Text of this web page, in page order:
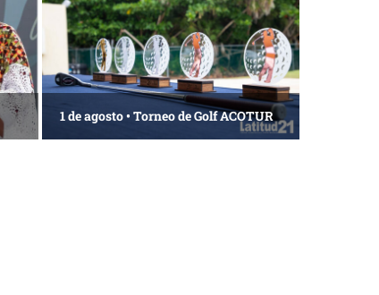
1 de agosto • Torneo de Golf ACOTUR